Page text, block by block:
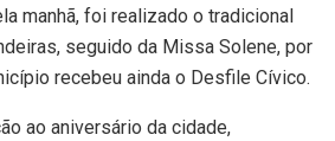
manhã, foi realizado o tradicional
seguido da Missa Solene, por
recebeu ainda o Desfile Cívico.
ao aniversário da cidade,